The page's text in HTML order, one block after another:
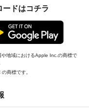
ドはコチラ
地域におけるApple Inc.の商標で
商標です。